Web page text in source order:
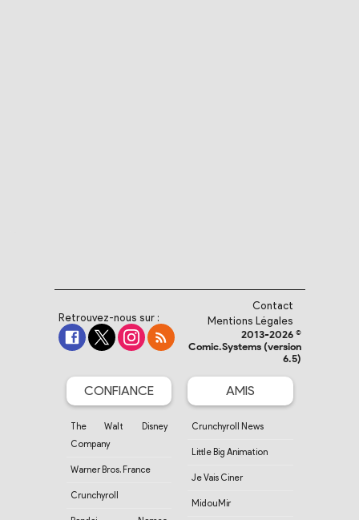
Retrouvez-nous sur :
Contact
Mentions Légales
2013-2026 ©
Comic.Systems (version
6.5)
CONFIANCE
The Walt Disney
Company
Warner Bros. France
Crunchyroll
AMIS
Crunchyroll News
Little Big Animation
Je Vais Ciner
MidouMir